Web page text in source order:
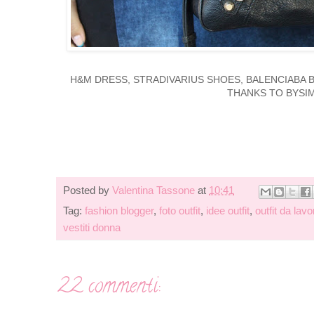
H&M DRESS, STRADIVARIUS SHOES, BALENCIABA
THANKS TO
Posted by Valentina Tassone at 10:41
Tag: fashion blogger, foto outfit, idee outfit, outfit da
vestiti donna
22 commenti: